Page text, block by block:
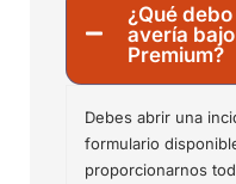
¿Qué
avería
Premium?
Debes abrir una
formulario
proporcionarnos